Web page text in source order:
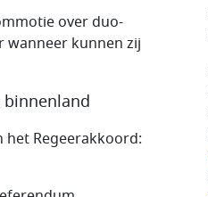
over duo-
wanneer kunnen zij
binnenland
het Regeerakkoord: